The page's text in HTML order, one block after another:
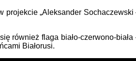
„Aleksander Sochaczewski
również flaga biało-czerwono-
Białorusi.